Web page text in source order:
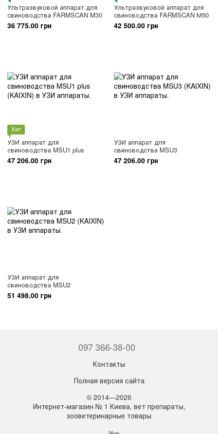
Ультразвуковой аппарат для
свиноводства FARMSCAN M30
36 775.00 грн
Ультразвуковой аппарат для
свиноводства FARMSCAN М50
42 500.00 грн
Хит
УЗИ аппарат для
свиноводства MSU1 plus
47 206.00 грн
УЗИ аппарат для
свиноводства MSU3
47 206.00 грн
УЗИ аппарат для
свиноводства MSU2
51 498.00 грн
097 366-38-00
Контакты
Полная версия сайта
© 2014—2026
Интернет-магазин № 1 Киева, вет препараты,
зооветеринарные товары